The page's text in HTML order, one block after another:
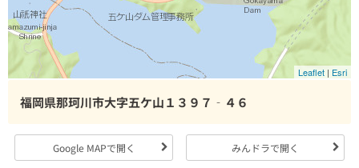
Leaflet | Esri
福岡県那珂川市大字五ケ山１３９７‐４６
Google MAPで開く みんドラで開く